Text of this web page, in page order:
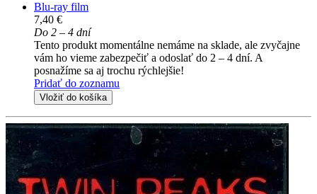
Blu-ray film
7,40 €
Do 2 – 4 dní
Tento produkt momentálne nemáme na sklade, ale zvyčajne
vám ho vieme zabezpečiť a odoslať do 2 – 4 dní. A
posnažíme sa aj trochu rýchlejšie!
Pridať do zoznamu
Vložiť do košíka